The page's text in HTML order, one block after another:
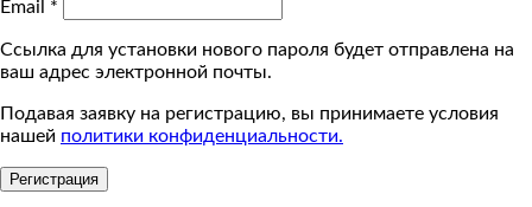
Email *
Ссылка для установки нового пароля будет отправлена ​​на
ваш адрес электронной почты.
Подавая заявку на регистрацию, вы принимаете условия
нашей политики конфиденциальности.
Регистрация